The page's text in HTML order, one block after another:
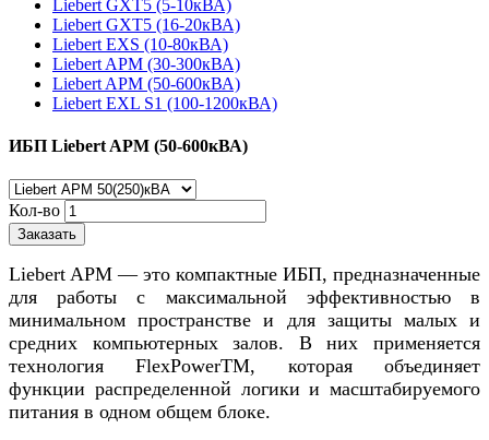
Liebert GXT5 (5-10кВА)
Liebert GXT5 (16-20кВА)
Liebert EXS (10-80кВА)
Liebert APM (30-300кВА)
Liebert APM (50-600кВА)
Liebert EXL S1 (100-1200кВА)
ИБП Liebert APM (50-600кВА)
Кол-во
Заказать
Liebert APM — это компактные ИБП, предназначенные
для работы с максимальной эффективностью в
минимальном пространстве и для защиты малых и
средних компьютерных залов. В них применяется
технология FlexPowerTM, которая объединяет
функции распределенной логики и масштабируемого
питания в одном общем блоке.